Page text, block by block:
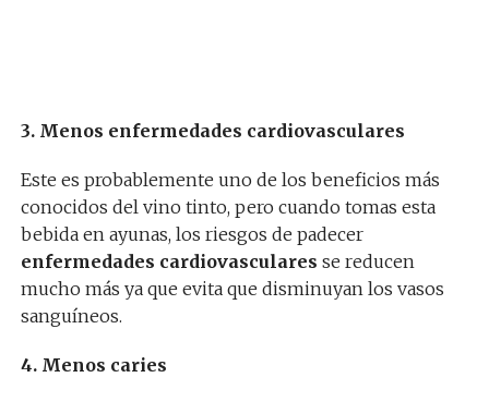
3. Menos enfermedades cardiovasculares
Este es probablemente uno de los beneficios más
conocidos del vino tinto, pero cuando tomas esta
bebida en ayunas, los riesgos de padecer
enfermedades cardiovasculares se reducen
mucho más ya que evita que disminuyan los vasos
sanguíneos.
4. Menos caries